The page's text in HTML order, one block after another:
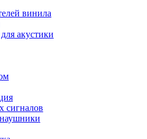
винила
акустики
сигналов